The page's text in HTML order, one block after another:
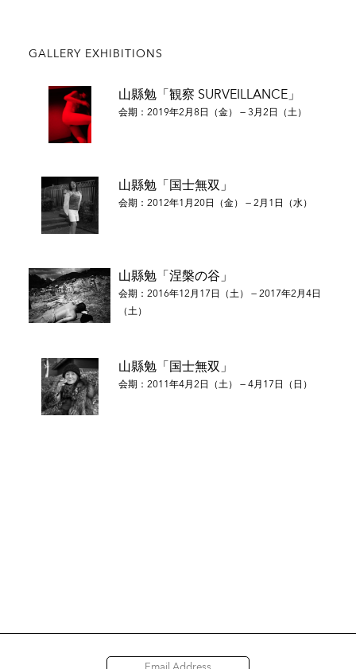
GALLERY EXHIBITIONS
山縣勉「観察 SURVEILLANCE」
会期：2019年2月8日（金） — 3月2日（土）
山縣勉「国士無双」
会期：2012年1月20日（金） — 2月1日（水）
山縣勉「涅槃の谷」
会期：2016年12月17日（土） — 2017年2月4日
（土）
山縣勉「国士無双」
会期：2011年4月2日（土） — 4月17日（日）